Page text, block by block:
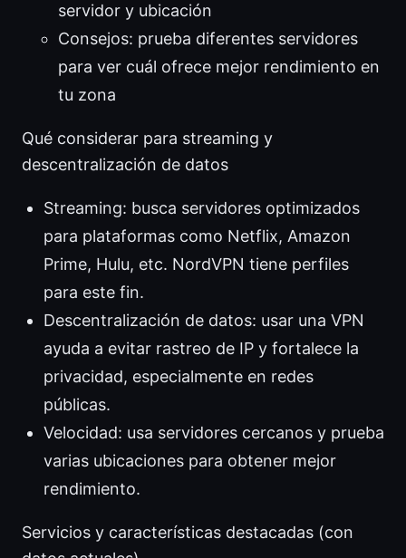
servidor y ubicación
Consejos: prueba diferentes servidores
para ver cuál ofrece mejor rendimiento en
tu zona
Qué considerar para streaming y
descentralización de datos
Streaming: busca servidores optimizados
para plataformas como Netflix, Amazon
Prime, Hulu, etc. NordVPN tiene perfiles
para este fin.
Descentralización de datos: usar una VPN
ayuda a evitar rastreo de IP y fortalece la
privacidad, especialmente en redes
públicas.
Velocidad: usa servidores cercanos y prueba
varias ubicaciones para obtener mejor
rendimiento.
Servicios y características destacadas (con